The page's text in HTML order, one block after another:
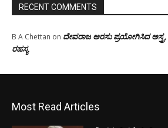
RECENT COMMENTS
B A Chettan on ದೇವರಾಜ ಅರಸು ಪ್ರಯೋಗಿಸಿದ ಅಸ್ತ್ರ,
ರಹಸ್ಯ
Most Read Articles